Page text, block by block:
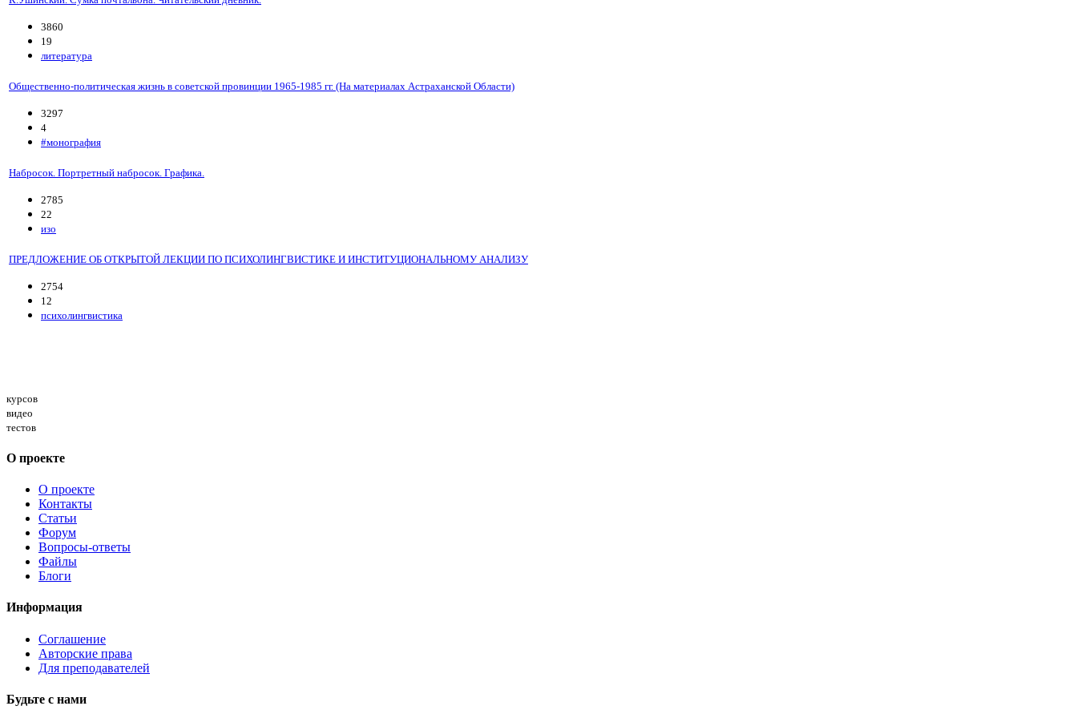
3860
19
литература
Общественно-политическая жизнь в советской провинции 1965-1985 гг. (На материалах Астраханской Области)
3297
4
#монография
Набросок. Портретный набросок. Графика.
2785
22
изо
ПРЕДЛОЖЕНИЕ ОБ ОТКРЫТОЙ ЛЕКЦИИ ПО ПСИХОЛИНГВИСТИКЕ И ИНСТИТУЦИОНАЛЬНОМУ АНАЛИЗУ
2754
12
психолингвистика
курсов
видео
тестов
О проекте
О проекте
Контакты
Статьи
Форум
Вопросы-ответы
Файлы
Блоги
Информация
Соглашение
Авторские права
Для преподавателей
Будьте с нами